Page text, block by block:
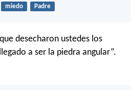
miedo Padre
desecharon ustedes los
a ser la piedra angular”.